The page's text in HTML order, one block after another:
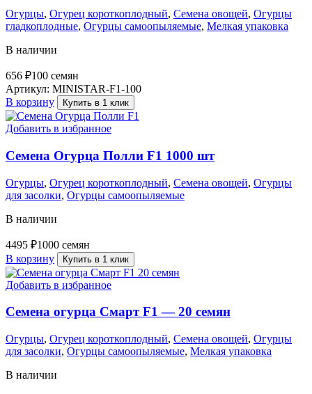
Огурцы, Огурец короткоплодный, Семена овощей, Огурцы
гладкоплодные, Огурцы самоопыляемые, Мелкая упаковка
В наличии
656 ₽100 семян
Артикул: MINISTAR-F1-100
В корзину
Купить в 1 клик
Добавить в избранное
Семена Огурца Полли F1 1000 шт
Огурцы, Огурец короткоплодный, Семена овощей, Огурцы
для засолки, Огурцы самоопыляемые
В наличии
4495 ₽1000 семян
В корзину
Купить в 1 клик
Добавить в избранное
Семена огурца Смарт F1 — 20 семян
Огурцы, Огурец короткоплодный, Семена овощей, Огурцы
для засолки, Огурцы самоопыляемые, Мелкая упаковка
В наличии